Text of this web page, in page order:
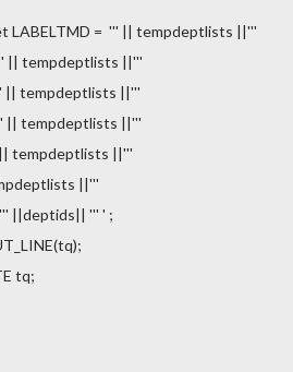
= ''' || tempdeptlists ||'''
|| tempdeptlists ||'''
tempdeptlists ||'''
tempdeptlists ||'''
tempdeptlists ||'''
||'''
||deptids|| ''' ' ;
tq;